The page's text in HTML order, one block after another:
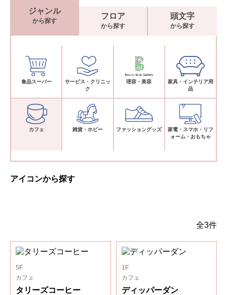
ジャンル
から探す
フロア
から探す
頭文字
から探す
食品スーパー
サービス・クリニッ
ク
理容・美容
家具・インテリア用
品
カフェ 雑貨・ホビー ファッショングッズ
家電・スマホ・リフ
ォーム・おもちゃ
アイコンから探す
全3件
5F
カフェ
タリーズコーヒー
1F
カフェ
ディッパーダン